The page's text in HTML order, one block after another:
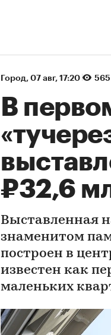
Город⁠, 07 авг, 17:20 565
В
₽32,6
Выставленная
знаменитом
построен в
известен как
маленьких